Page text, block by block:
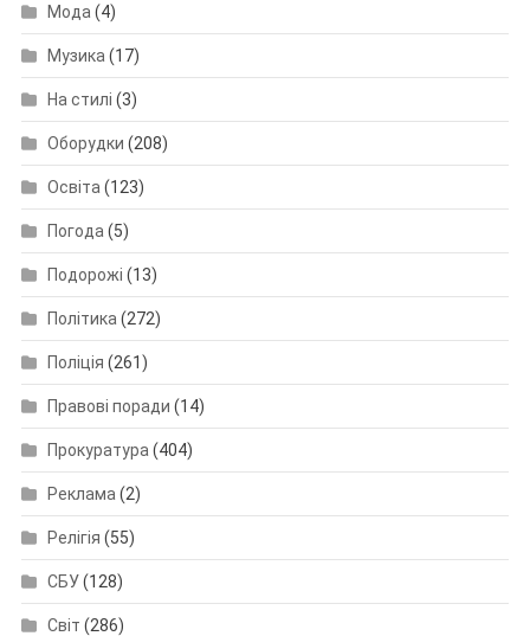
Мода (4)
Музика (17)
На стилі (3)
Оборудки (208)
Освіта (123)
Погода (5)
Подорожі (13)
Політика (272)
Поліція (261)
Правові поради (14)
Прокуратура (404)
Реклама (2)
Релігія (55)
СБУ(128)
Світ (286)